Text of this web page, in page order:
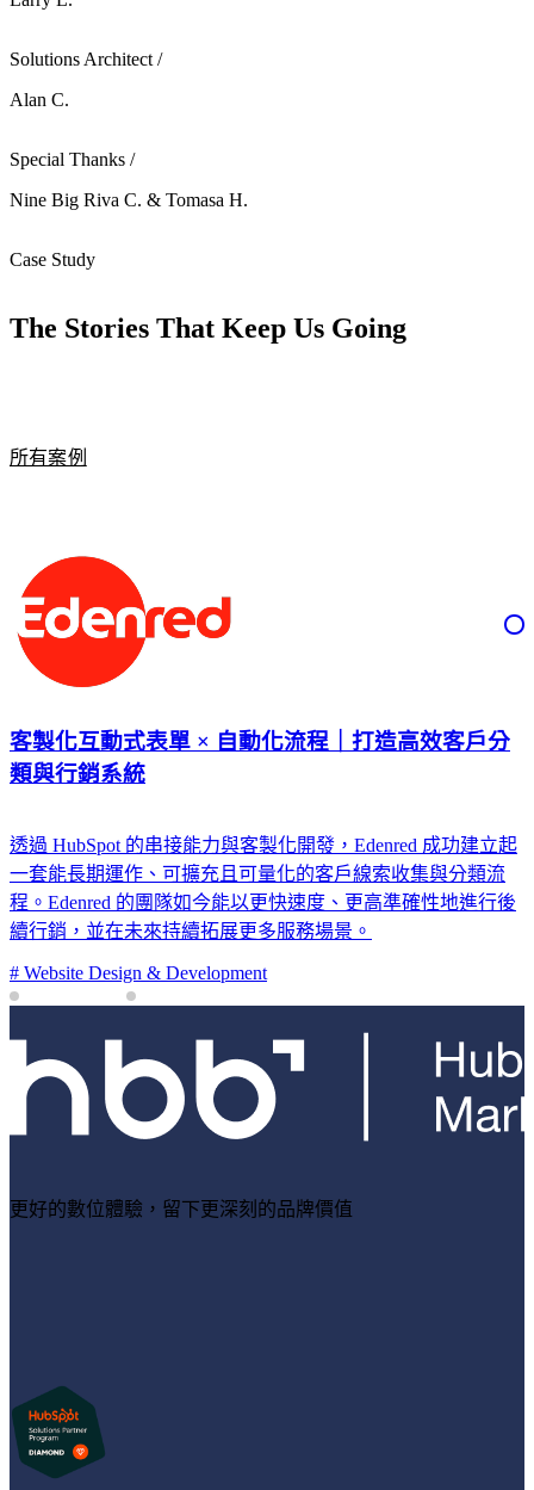
Solutions Architect /
Alan C.
Special Thanks /
Nine Big Riva C. & Tomasa H.
Case Study
The Stories That Keep Us Going
所有案例
客製化互動式表單 × 自動化流程｜打造高效客戶分
類與行銷系統
透過 HubSpot 的串接能力與客製化開發，Edenred 成功建立起
一套能長期運作、可擴充且可量化的客戶線索收集與分類流
程。Edenred 的團隊如今能以更快速度、更高準確性地進行後
續行銷，並在未來持續拓展更多服務場景。
# Website Design & Development
更好的數位體驗，留下更深刻的品牌價值